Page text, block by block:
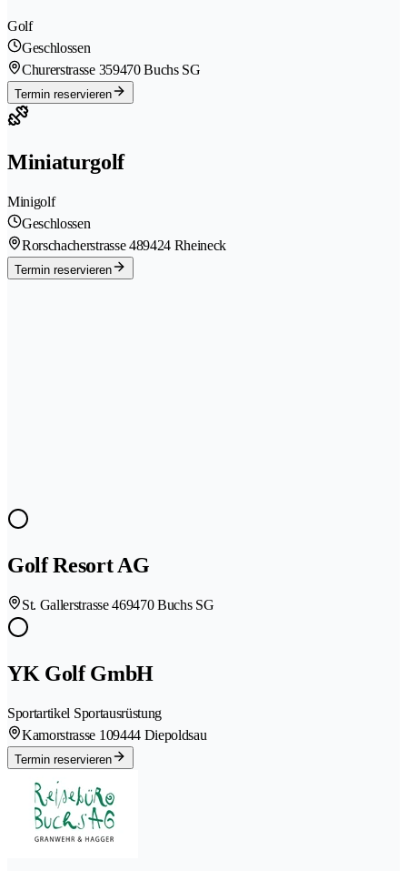
Golf
Geschlossen
Churerstrasse 359470 Buchs SG
Termin reservieren
Miniaturgolf
Minigolf
Geschlossen
Rorschacherstrasse 489424 Rheineck
Termin reservieren
Golf Resort AG
St. Gallerstrasse 469470 Buchs SG
YK Golf GmbH
Sportartikel Sportausrüstung
Kamorstrasse 109444 Diepoldsau
Termin reservieren